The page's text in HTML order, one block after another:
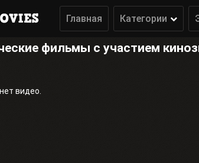
Главная Категории
фильмы с участием
видео.